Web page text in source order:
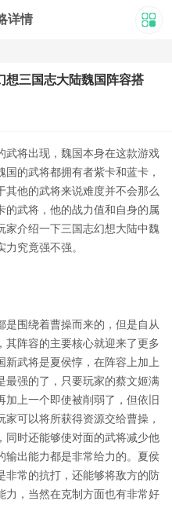
详情
想三国志大陆魏国阵容搭
武将出现，魏国本身在这款游戏
的武将都拥有者紫卡和蓝卡，
他的武将来说难度并不会那么
的武将，他的战力值和自身的属
家介绍一下三国志幻想大陆中魏
究竟强不强。
围绕着曹操而来的，但是自从
其阵容的主要核心就迎来了更多
新武将是夏侯惇，在阵容上加上
最强的了，只要玩家的蔡文姬满
加上一个即使被削弱了，但依旧
可以将所获得资源交给曹操，
同时还能够使对面的武将减少他
输出能力都是非常给力的。夏侯
非常的抗打，还能够将敌方的防
力，当然在克制方面也有非常好